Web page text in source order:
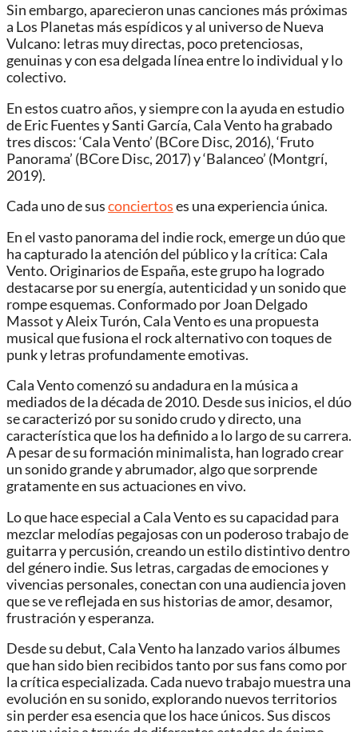
Sin embargo, aparecieron unas canciones más próximas
a Los Planetas más espídicos y al universo de Nueva
Vulcano: letras muy directas, poco pretenciosas,
genuinas y con esa delgada línea entre lo individual y lo
colectivo.
En estos cuatro años, y siempre con la ayuda en estudio
de Eric Fuentes y Santi García, Cala Vento ha grabado
tres discos: ‘Cala Vento’ (BCore Disc, 2016), ‘Fruto
Panorama’ (BCore Disc, 2017) y ‘Balanceo’ (Montgrí,
2019).
Cada uno de susconciertoses una experiencia única.
En el vasto panorama del indie rock, emerge un dúo que
ha capturado la atención del público y la crítica: Cala
Vento. Originarios de España, este grupo ha logrado
destacarse por su energía, autenticidad y un sonido que
rompe esquemas. Conformado por Joan Delgado
Massot y Aleix Turón, Cala Vento es una propuesta
musical que fusiona el rock alternativo con toques de
punk y letras profundamente emotivas.
Cala Vento comenzó su andadura en la música a
mediados de la década de 2010. Desde sus inicios, el dúo
se caracterizó por su sonido crudo y directo, una
característica que los ha definido a lo largo de su carrera.
A pesar de su formación minimalista, han logrado crear
un sonido grande y abrumador, algo que sorprende
gratamente en sus actuaciones en vivo.
Lo que hace especial a Cala Vento es su capacidad para
mezclar melodías pegajosas con un poderoso trabajo de
guitarra y percusión, creando un estilo distintivo dentro
del género indie. Sus letras, cargadas de emociones y
vivencias personales, conectan con una audiencia joven
que se ve reflejada en sus historias de amor, desamor,
frustración y esperanza.
Desde su debut, Cala Vento ha lanzado varios álbumes
que han sido bien recibidos tanto por sus fans como por
la crítica especializada. Cada nuevo trabajo muestra una
evolución en su sonido, explorando nuevos territorios
sin perder esa esencia que los hace únicos. Sus discos